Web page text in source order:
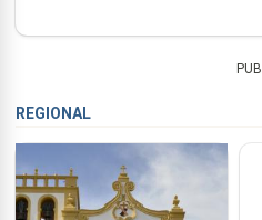
PUB
REGIONAL